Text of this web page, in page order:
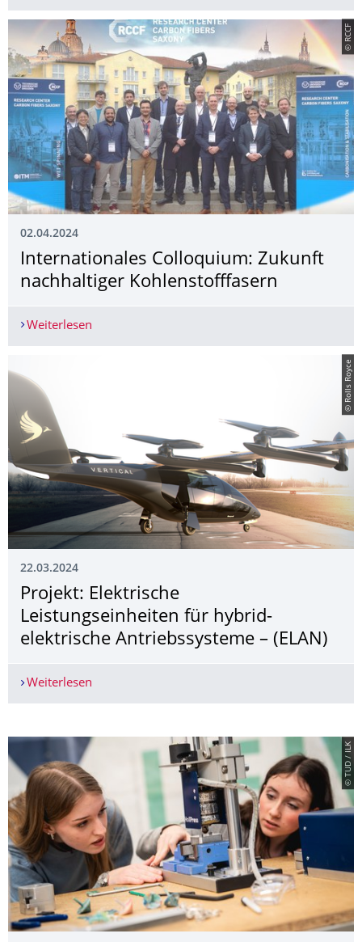
© RCCF
02.04.2024
Internationales Colloquium: Zukunft
nachhaltiger Kohlenstofffasern
Weiterlesen
© Rolls Royce
22.03.2024
Projekt: Elektrische
Leistungseinheiten für hybrid-
elektrische Antriebssysteme – (ELAN)
Weiterlesen
© TUD / ILK